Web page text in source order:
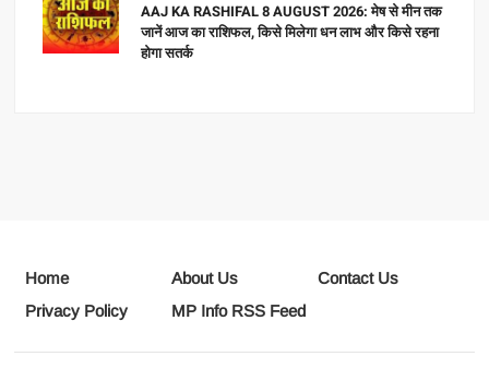
AAJ KA RASHIFAL 8 AUGUST 2026: मेष से मीन तक
जानें आज का राशिफल, किसे मिलेगा धन लाभ और किसे रहना
होगा सतर्क
Home About Us
Contact Us
Privacy Policy
MP Info RSS Feed